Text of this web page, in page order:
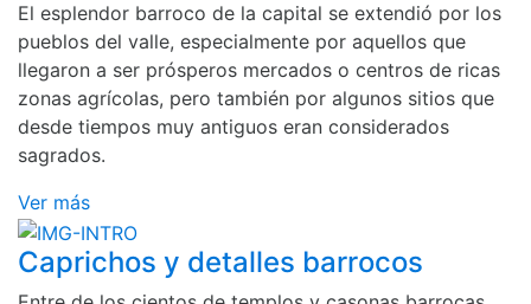
El esplendor barroco de la capital se extendió por los
pueblos del valle, especialmente por aquellos que
llegaron a ser prósperos mercados o centros de ricas
zonas agrícolas, pero también por algunos sitios que
desde tiempos muy antiguos eran considerados
sagrados.
Ver más
Caprichos y detalles barrocos